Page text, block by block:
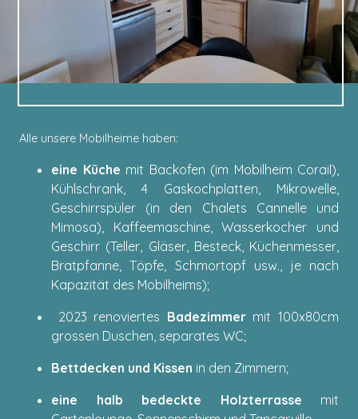
Alle unsere Mobilheime haben:
eine Küche mit Backofen (im Mobilheim Corail),
Kühlschrank, 4 Gaskochplatten, Mikrowelle,
Geschirrspüler (in den Chalets Cannelle und
Mimosa), Kaffeemaschine, Wasserkocher und
Geschirr (Teller, Gläser, Besteck, Küchenmesser,
Bratpfanne, Töpfe, Schmortopf usw., je nach
Kapazität des Mobilheims);
2023 renoviertes Badezimmermit 100x80cm
grossen Duschen, separates WC;
Bettdecken und Kissen in den Zimmern;
eine halb bedeckte Holzterrasse mit